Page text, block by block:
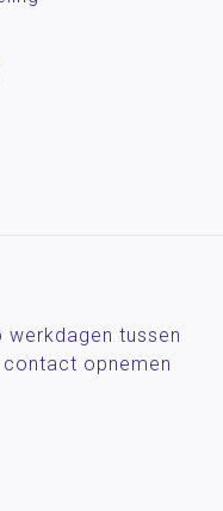
werkdagen tussen
opnemen